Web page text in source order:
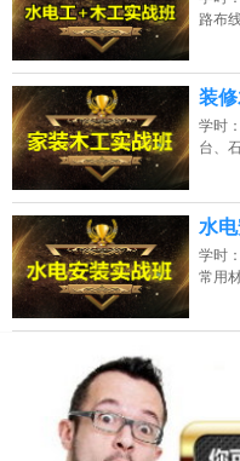
路布
装
学时
台、
水
学时
常用